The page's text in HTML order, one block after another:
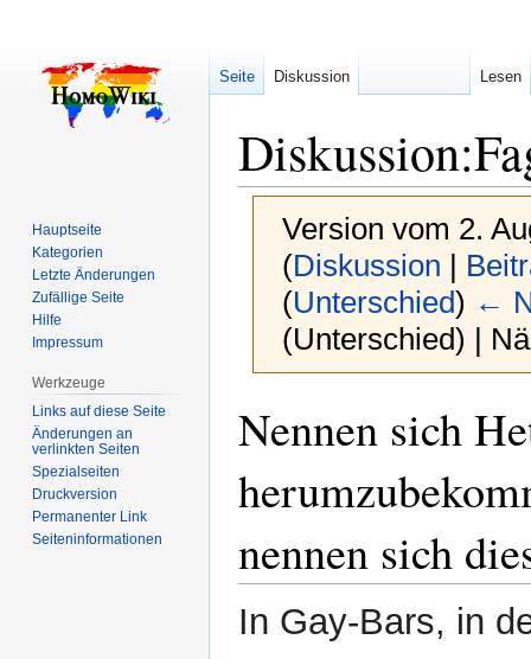
Diskussion:
Version vom 2.
(Diskussion |
(Unterschied) ←
(Unterschied) |
Navigation
Suche
Nennen sich
nennen sich
In Gay-Bars, in
Seite Diskussion Lesen
Hauptseite
Kategorien
Letzte Änderungen
Zufällige Seite
Hilfe
Impressum
Werkzeuge
Links auf diese Seite
Änderungen an
verlinkten Seiten
Spezialseiten
Druckversion
Permanenter Link
Seiten­­informationen